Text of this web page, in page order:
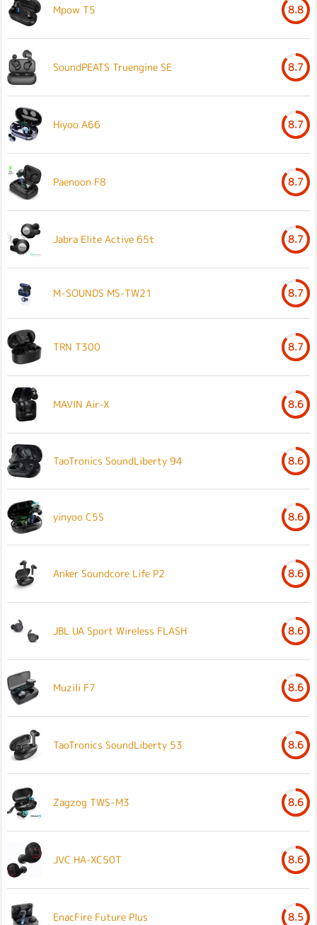
Mpow T5 8.8
SoundPEATS Truengine SE 8.7
Hiyoo A66 8.7
Paenoon F8 8.7
Jabra Elite Active 65t 8.7
M-SOUNDS MS-TW21 8.7
TRN T300 8.7
MAVIN Air-X 8.6
TaoTronics SoundLiberty 94 8.6
yinyoo C5S 8.6
Anker Soundcore Life P2 8.6
JBL UA Sport Wireless FLASH 8.6
Muzili F7 8.6
TaoTronics SoundLiberty 53 8.6
Zagzog TWS-M3 8.6
JVC HA-XC50T 8.6
EnacFire Future Plus 8.5